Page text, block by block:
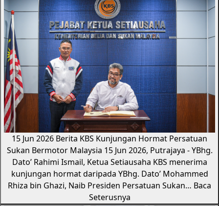
15 Jun 2026 Berita KBS Kunjungan Hormat Persatuan
Sukan Bermotor Malaysia 15 Jun 2026, Putrajaya - YBhg.
Dato’ Rahimi Ismail, Ketua Setiausaha KBS menerima
kunjungan hormat daripada YBhg. Dato’ Mohammed
Rhiza bin Ghazi, Naib Presiden Persatuan Sukan… Baca
Seterusnya